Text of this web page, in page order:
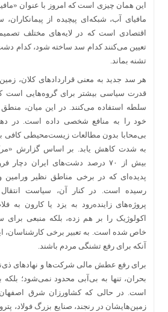
این همان چیزی است که امروز با عنوان
مافیای آب، شبکه‌ای پیچیده از
اقتصادی است که در لایه‌های مختلف
تعیین می‌کنند کدام سد ساخته شود، کدام
تشنه بماند.
هر سد جدید به معنی قرارداد‌های کلان،
قدرت سیاسی بیشتر برای گروه‌هایی است
سلطه استفاده می‌کنند. در این میان،
خود را به منافع شخصی داده است. در
بی‌محابا بدون مطالعات زیست‌محیطی کافی
به شدت کاهش یابد. بر اساس گزارش
بیش از ۷۰ درصد دشت‌های ایران
پدیده‌ای که در برخی مناطق نظیر
رسیده است. در کنار آن، سیاست
پروژه‌های زاینده‌رود به یزد یا کارون به
اکولوژیک را بر هم زده، بلکه منبعی برای
خاص شده است. به تعبیر برخی کارشناسان،
آنکه برای رفع تشنگی مردم باشند.
برای رفع عطش مالی شرکت‌ها و نهاد‌های
بحران، تنها به بی‌آبی محدود نمی‌شود؛
است. در حالی که کشاورزان شرق
زمین‌هایشان در رنجند، صنایع بزرگ فولاد،